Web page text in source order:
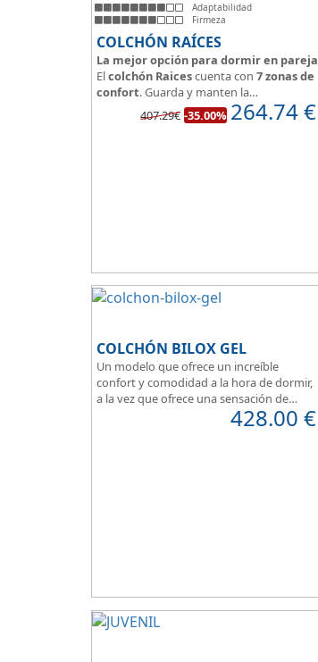
Adaptabilidad
Firmeza
COLCHÓN RAÍCES
La mejor opción para dormir en pareja
Elcolchón Raicescuenta con 7 zonas de
confort. Guarda y manten la
independencia de lechos, un buen
colchón para dormir en pareja.
407.29€ -35.00% 264.74€
COLCHÓN BILOX GEL
Un modelo que ofrece un increíble
confort y comodidad a la hora de dormir,
a la vez que ofrece una sensación de
El tejido del colchón Ultra Violet428.00 €